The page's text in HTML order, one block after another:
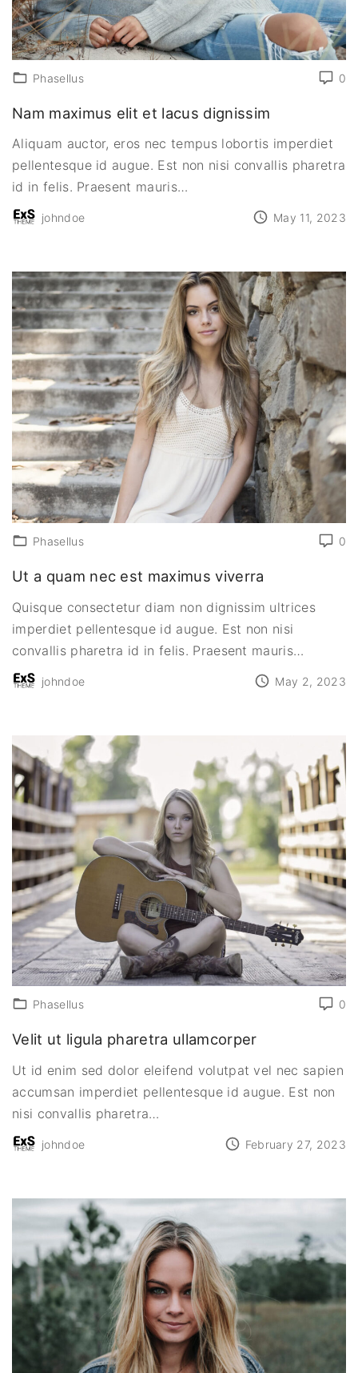
0
Phasellus
Nam maximus elit et lacus dignissim
Aliquam auctor, eros nec tempus lobortis imperdiet
pellentesque id augue. Est non nisi convallis pharetra
id in felis. Praesent mauris…
johndoe May 11, 2023
0
Phasellus
Ut a quam nec est maximus viverra
Quisque consectetur diam non dignissim ultrices
imperdiet pellentesque id augue. Est non nisi
convallis pharetra id in felis. Praesent mauris…
johndoe May 2, 2023
0
Phasellus
Velit ut ligula pharetra ullamcorper
Ut id enim sed dolor eleifend volutpat vel nec sapien
accumsan imperdiet pellentesque id augue. Est non
nisi convallis pharetra…
johndoe February 27, 2023